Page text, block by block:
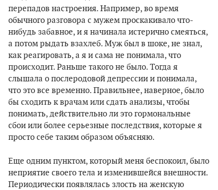
перепадов настроения. Например, во время
обычного разговора с мужем проскакивало что-
нибудь забавное, и я начинала истерично смеяться,
а потом рыдать взахлеб. Муж был в шоке, не знал,
как реагировать, а я и сама не понимала, что
происходит. Раньше такого не было. Тогда я
слышала о послеродовой депрессии и понимала,
что это все временно. Правильнее, наверное, было
бы сходить к врачам или сдать анализы, чтобы
понимать, действительно ли это гормональные
сбои или более серьезные последствия, которые я
просто себе таким образом объясняю.
Еще одним пунктом, который меня беспокоил, было
неприятие своего тела и изменившейся внешности.
Периодически появлялась злость на женскую